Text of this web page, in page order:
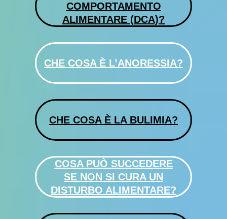
COMPORTAMENTO
ALIMENTARE (DCA)?
CHE COSA È L’ANORESSIA?
CHE COSA È LA BULIMIA?
COSA PUÒ SUCCEDERE
SE NON SI CURA UN
DISTURBO ALIMENTARE?